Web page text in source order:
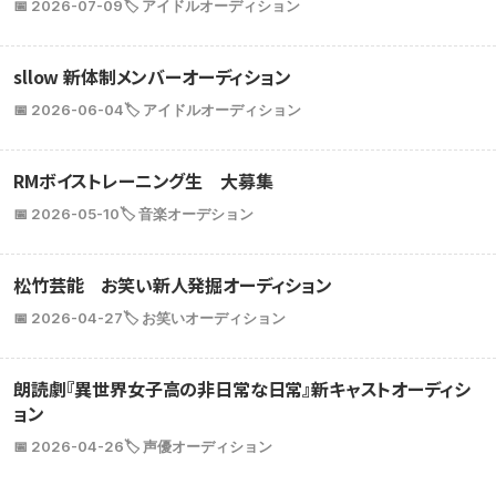
📅 2026-07-09🏷️ アイドルオーディション
sllow 新体制メンバーオーディション
📅 2026-06-04🏷️ アイドルオーディション
RMボイストレーニング生 大募集
📅 2026-05-10🏷️ 音楽オーデション
松竹芸能 お笑い新人発掘オーディション
📅 2026-04-27🏷️ お笑いオーディション
朗読劇『異世界女子高の非日常な日常』新キャストオーディシ
ョン
📅 2026-04-26🏷️ 声優オーディション